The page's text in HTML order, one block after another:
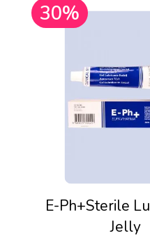
30%
E-Ph+Sterile
Jelly